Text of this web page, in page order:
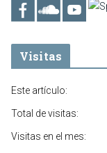
Visitas
Este artículo:
Total de visitas:
Visitas en el mes: